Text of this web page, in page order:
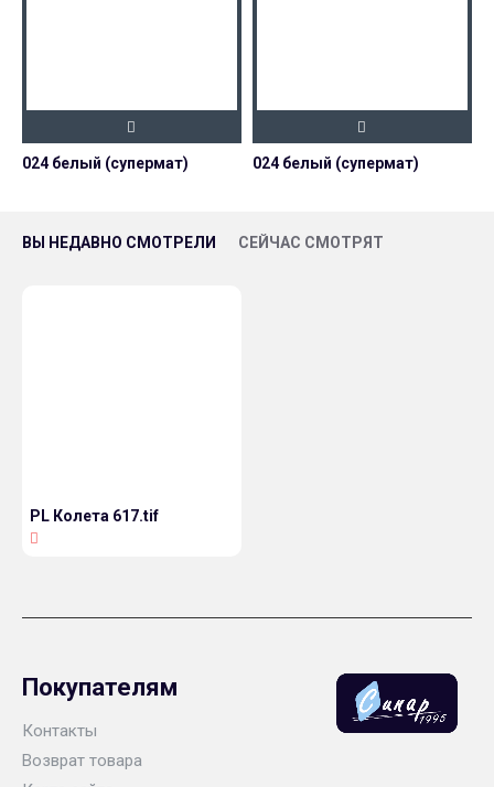
024 белый (супермат) 024 белый (супермат)
ВЫ НЕДАВНО СМОТРЕЛИ СЕЙЧАС СМОТРЯТ
PL Колета 617.tif
Покупателям
Контакты
Возврат товара